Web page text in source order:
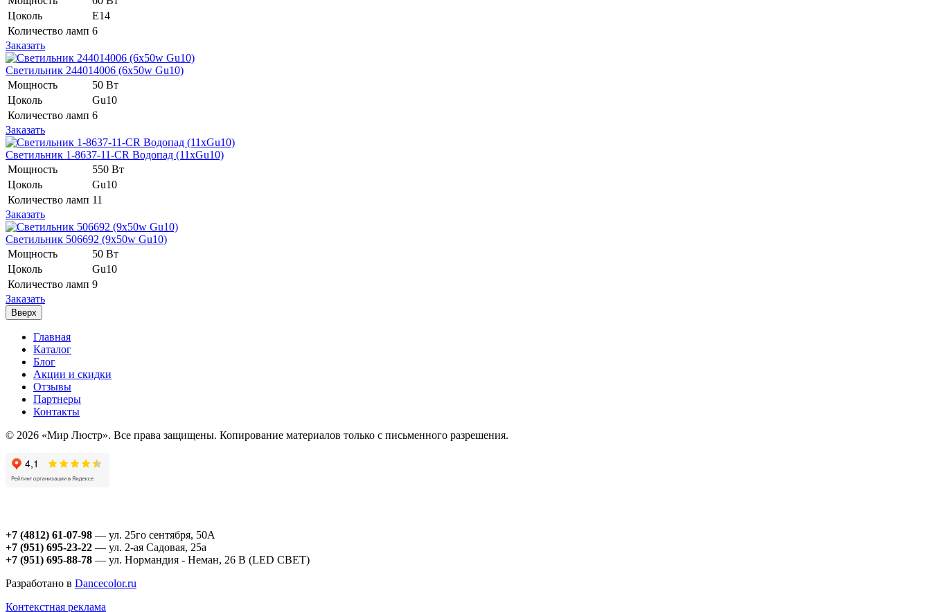
Цоколь
E14
Количество ламп 6
Заказать
Светильник 244014006 (6х50w Gu10)
Мощность
50 Вт
Цоколь
Gu10
Количество ламп 6
Заказать
Светильник 1-8637-11-CR Водопад (11xGu10)
Мощность
550 Вт
Цоколь
Gu10
Количество ламп 11
Заказать
Светильник 506692 (9x50w Gu10)
Мощность
50 Вт
Цоколь
Gu10
Количество ламп 9
Заказать
Вверх
Главная
Каталог
Блог
Акции и скидки
Отзывы
Партнеры
Контакты
© 2026 «Мир Люстр». Все права защищены. Копирование материалов только с письменного разрешения.
+7 (4812) 61-07-98 — ул. 25го сентября, 50А
+7 (951) 695-23-22 — ул. 2-ая Садовая, 25а
+7 (951) 695-88-78 — ул. Нормандия - Неман, 26 В (LED СВЕТ)
Разработано в Dancecolor.ru
Контекстная реклама